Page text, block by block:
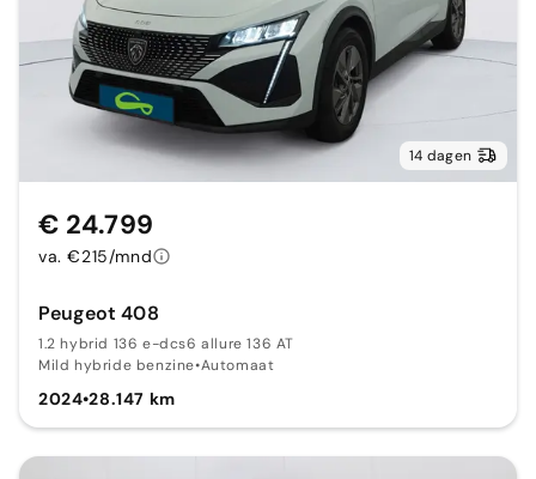
14 dagen
Peugeot 408
1.2 hybrid 136 e-dcs6 allure 136 AT
Mild hybride benzine•Automaat
2024•28.147 km
€ 24.799
va. €215/mnd